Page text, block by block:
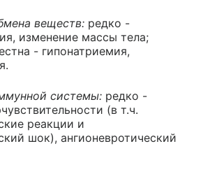
веществ: редко -
изменение массы тела;
- гипонатриемия,
системы: редко -
(в т.ч.
реакции и
шок), ангионевротический